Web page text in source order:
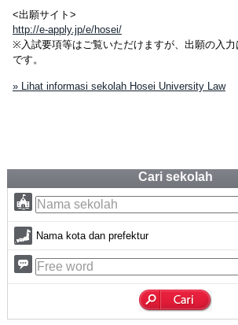
<出願サイト>
http://e-apply.jp/e/hosei/
※入試要項等はご覧いただけますが、出願の入力
です。
» Lihat informasi sekolah Hosei University Law
Cari sekolah
Nama kota dan prefektur